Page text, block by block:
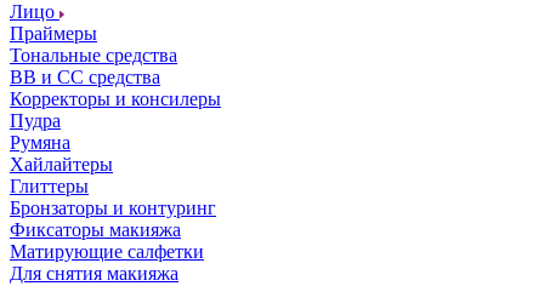
Лицо
Праймеры
Тональные средства
ВВ и СС средства
Корректоры и консилеры
Пудра
Румяна
Хайлайтеры
Глиттеры
Бронзаторы и контуринг
Фиксаторы макияжа
Матирующие салфетки
Для снятия макияжа